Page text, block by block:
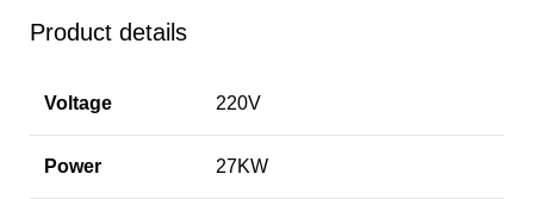
Product details
Voltage 220V
Power 27KW